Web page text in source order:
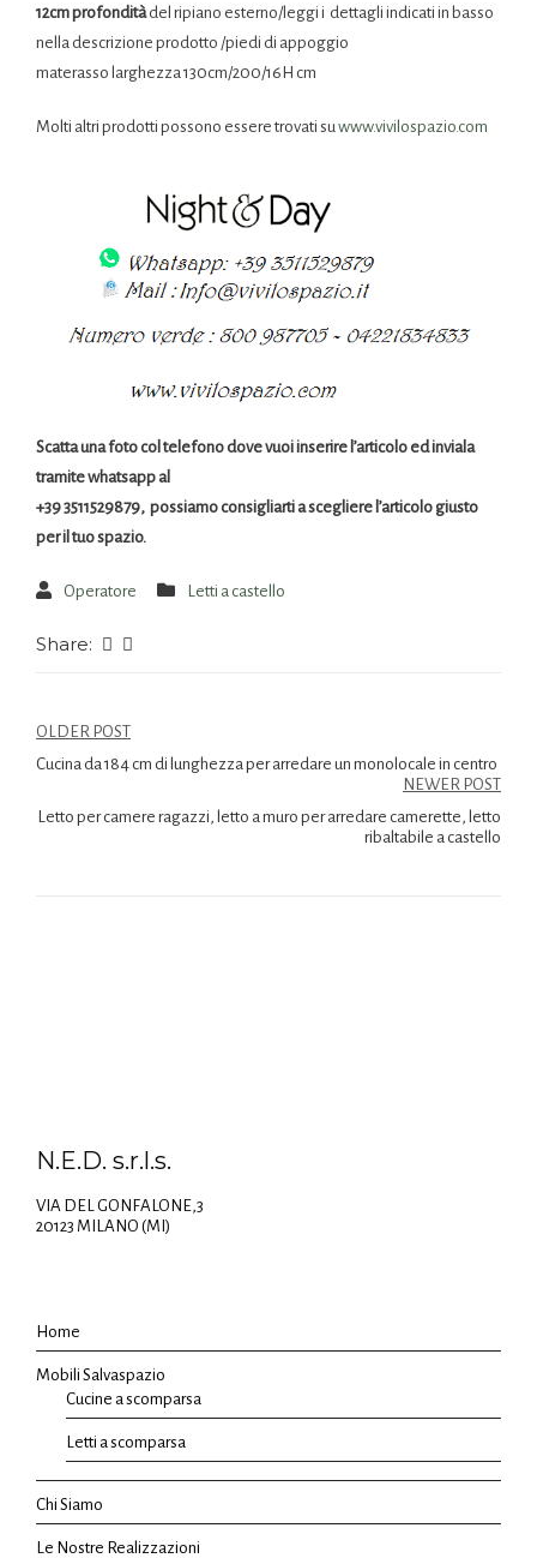
12cm profonditàdel ripiano esterno/leggi i dettagli indicati in basso
nella descrizione prodotto /piedi di appoggio
materasso larghezza 130cm/200/16H cm
Molti altri prodotti possono essere trovati suwww.vivilospazio.com
Scatta una foto col telefono dove vuoi inserire l’articolo ed inviala
tramite whatsapp al
+39 3511529879, possiamo consigliarti a scegliere l’articolo giusto
per il tuo spazio.
Operatore Letti a castello
Share:
OLDER POST
Cucina da 184 cm di lunghezza per arredare un monolocale in centro
NEWER POST
Letto per camere ragazzi, letto a muro per arredare camerette, letto
ribaltabile a castello
N.E.D. s.r.l.s.
VIA DEL GONFALONE,3
20123 MILANO (MI)
Home
Mobili Salvaspazio
Cucine a scomparsa
Letti a scomparsa
Chi Siamo
Le Nostre Realizzazioni